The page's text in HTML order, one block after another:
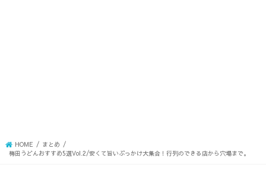
HOME
まとめ
梅田うどんおすすめ5選Vol.2/安くて旨いぶっかけ大集合！行列のできる店から穴場まで。